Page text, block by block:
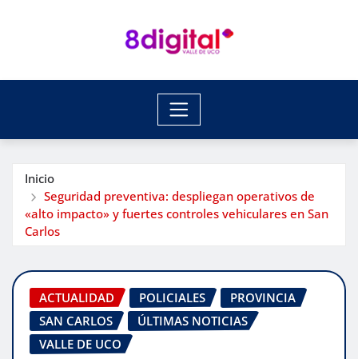
Inicio
Seguridad preventiva: despliegan operativos de
«alto impacto» y fuertes controles vehiculares en San
Carlos
ACTUALIDAD POLICIALES
PROVINCIA
SAN CARLOS
ÚLTIMAS NOTICIAS
VALLE DE UCO